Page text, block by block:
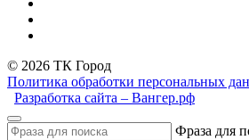
© 2026 ТК Город
Политика обработки персональных
Разработка сайта – Вангер.рф
Фраза для